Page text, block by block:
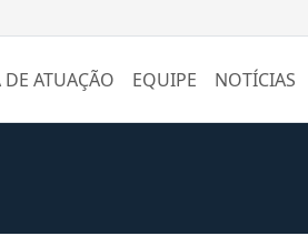
DE ATUAÇÃO EQUIPE NOTÍCIAS